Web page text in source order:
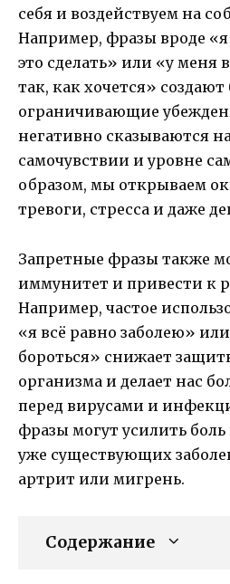
себя и воздействуем на
Например, фразы вроде
это сделать» или «у меня
так, как хочется»
ограничивающие
негативно сказываются
самочувствии и уровне
образом, мы открываем
тревоги, стресса и даже
Запретные фразы также
иммунитет и привести к
Например, частое
«я всё равно заболею»
бороться» снижает
организма и делает нас
перед вирусами и
фразы могут усилить
уже существующих
артрит или мигрень.
Содержание